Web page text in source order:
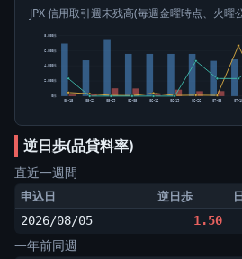
JPX 信用取引週末残高(毎週金曜時点、火曜
0株
2,000株
4,000株
6,000株
8,000株
05-15 05-22 05-29 06-05 06-12 06-19 06-26 07-03 07-10
逆日歩(品貸料率)
直近一週間
申込日 逆日歩
2026/08/05 1.50
一年前同週